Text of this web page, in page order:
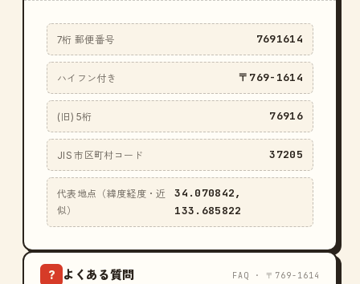
7桁 郵便番号 7691614
ハイフン付き 〒769-1614
(旧) 5桁 76916
JIS 市区町村コード 37205
代表地点（緯度経度・近
似）
34.070842,
133.685822
? よくある質問 FAQ · 〒769-1614